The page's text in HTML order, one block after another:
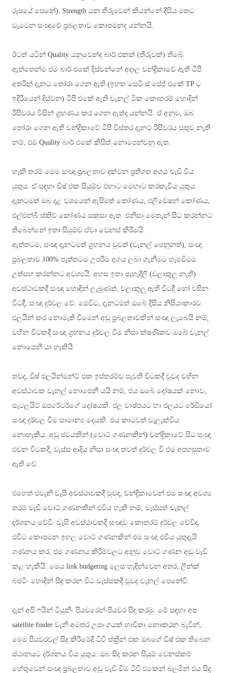
රූපයේ පෙනේ). Strength යන තීරුවෙන් කියන්නේ දීසිය මතට
වැටෙන සංඥාවේ ප්‍රබලතාව කොපමනද යන්නයි.
ඊටත් යටින් Quality යනුවෙන්ද බාර් එකක් (තීරුවක්) තිබේ.
ඇත්තෙන්ම එම බාර් එකේ දිස්වන්නේ අදාල චන්ද්‍රිකාවේ ඇති ටීපී
අතරින් දැනට තෝරා ගෙන ඇති (ඉහත සෙටිංස් පේජ් එකේ TP ට
ඉදිරියෙන් දිස්වන) ටීපී එකේ ඇති චැනල් ටික කොතරම් හොඳින්
රිසීවරය විසින් ග්‍රහණය කර ගෙන ඇත්ද යන්නයි. ඒ අනුව, ඔබ
තෝරා ගෙන ඇති චන්ද්‍රිකාවේ ටීපී විස්තර දැනට රිසීවරය සතුව නැති
නම්, එම Quality බාර් එකේ කිසිත් නොපෙන්වනු ඇත.
හැකි තරම් මෙම සංඥා ප්‍රබලතාව දක්වන ප්‍රතිශත අගය වැඩි විය
යුතුය. ඒ සඳහා ඩිෂ් එක සියුම්ව එහාට මෙහාට කරකැවිය යුතුය.
දැනටමත් ඔබ දළ වශයෙන් ඇසිමත් කෝණය, එලිවේෂන් කෝණය,
එල්එන්බී ස්කිව් කෝණය සකසා ඇත. එනිසා මෙතැන් සිට කරන්නට
තිබෙන්නේ ඉතා සියුම්ව ඒවා වෙනස් කිරීමයි.
ඇත්තටම, සංඥා දැනටමත් ග්‍රහනය වුවත් (චැනල් පෙනුනත්), සංඥා
ප්‍රබලතාව 100% පැත්තටම උපරිම අගය ලබා ගැනීමට හැමවිටම
උත්සහ කරන්නට අවශ්‍යයි. අහස ඉතා පැහැදිලි (වලාකුලු නැති)
අවස්ථාවකදී සංඥා හොඳින් ලැබුණත්, වලාකුලු ඇති විටදී හෝ වසින
විටදී, සංඥා දුර්වල වේ. මෙවිට, දැනටමත් ඔබේ දීසිය නිසියාකාරව
එලයින් කර නොමැති වීමෙන් අඩු ප්‍රබලතාවකින් සංඥා ලැබෙයි නම්,
වහින විටකදී සංඥා ග්‍රහනය දුර්වල වීම නිසා ක්ෂණිකව ඔබේ චැනල්
නොපෙනී යා හැකියි.
තවද, ඩිෂ් එලයින්මන්ට් එක ඉස්තරම්ව පැවති විටකදී වුවද වහින
අවස්ථාවක චැනල් නොපෙනී යයි නම්, එය ඔබේ දෝෂයක් නොව,
සැටලයිට් ඔපරේටර්ගේ දෝෂයකි. ජල වාෂ්පයට හා ජලයට රේඩියෝ
සංඥා දුර්වල වීම සාමාන්‍ය දෙයකි. එය කාටවත් වැලැක්විය
නොහැකිය. අඩු ජවයකින් (වොට් ගණනකින්) චන්ද්‍රිකාවේ සිට සංඥා
එවන විටකදී, වැස්ස ආදිය නිසා සංඥා තවත් දුර්වල වී එම අපහසුතාව
ඇති වේ.
එහෙත් එවැනි වැසි අවස්ථාවකදී වුවද, චන්ද්‍රිකාවෙන් එම සංඥා අවශ්‍ය
තරම් වැඩි වොට් ගණනකින් එවිය හැකි නම්, වැස්සත් චැනල්
දර්ශනය වේවි. වැසි අවස්ථාවකදී සංඥාව කොතරම් දුර්වල වේවිද,
එවිට කොපමන ඉහල වොට් ගණනකින් එම සංඥා එවිය යුතුදැයි
ගණනය කර, එම ගණනය කිරීම්වලට අනුව වොට් ගණන අඩු වැඩි
කළ හැකියි. මෙය link budgeting ලෙස හැඳින්වෙන අතර, ලින්ක්
බජටිං හොඳින් සිදු කරන විට වැස්සකදී වුවද චැනල් පෙනේවි.
දැන් අපි ෆයින් ටියුනිං පියවරෙන් පියවර සිදු කරමු. මේ සඳහා අප
satellite finder වැනි අමතර උපාංගයක් භාවිතා නොකරන බැවින්,
මෙම පියවරවල් සිදු කිරීමේදී ටීවී ස්ක්‍රීන් එක ඔබගේ ඩිෂ් එක තිබෙන
ස්ථානයට දර්ශනය විය යුතුය. ඔබ සිදු කරන සියුම් වෙනස්කම්
හේතුවෙන් සංඥා ප්‍රබලතාව අඩු වැඩි වීම ටීවී එකෙන් බලමින් එය සිදු